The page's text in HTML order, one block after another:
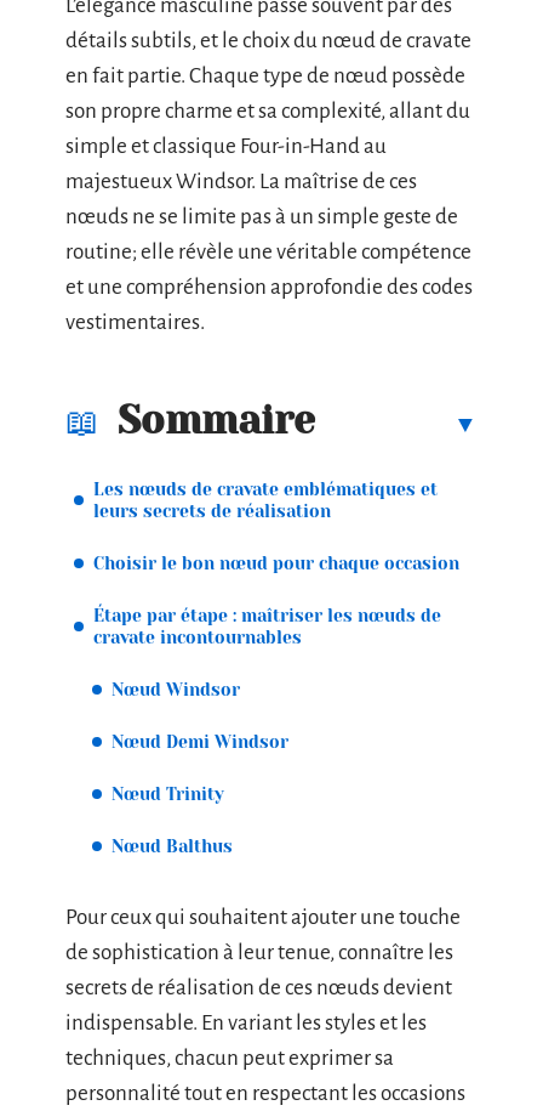
L’élégance masculine passe souvent par des
détails subtils, et le choix du nœud de cravate
en fait partie. Chaque type de nœud possède
son propre charme et sa complexité, allant du
simple et classique Four-in-Hand au
majestueux Windsor. La maîtrise de ces
nœuds ne se limite pas à un simple geste de
routine; elle révèle une véritable compétence
et une compréhension approfondie des codes
vestimentaires.
Sommaire
Les nœuds de cravate emblématiques et
leurs secrets de réalisation
Choisir le bon nœud pour chaque occasion
Étape par étape : maîtriser les nœuds de
cravate incontournables
Nœud Windsor
Nœud Demi Windsor
Nœud Trinity
Nœud Balthus
Pour ceux qui souhaitent ajouter une touche
de sophistication à leur tenue, connaître les
secrets de réalisation de ces nœuds devient
indispensable. En variant les styles et les
techniques, chacun peut exprimer sa
personnalité tout en respectant les occasions